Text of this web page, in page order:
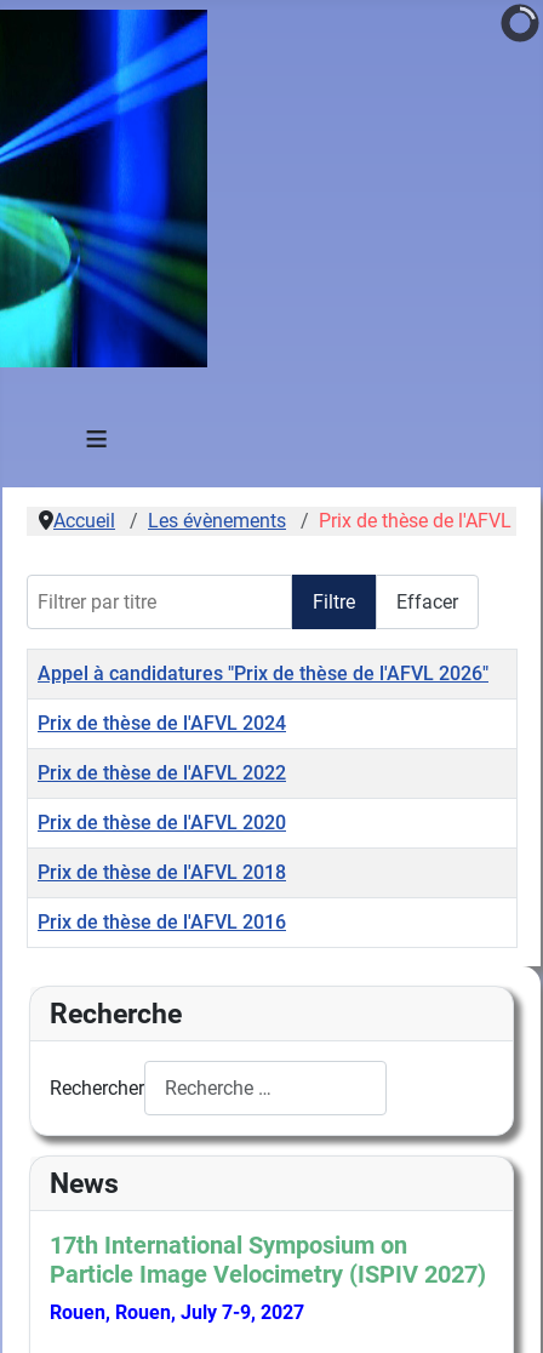
≡
Accueil Les évènements Prix de thèse de l'AFVL
Filtre Effacer
Titre
Appel à candidatures "Prix de thèse de l'AFVL 2026"
Prix de thèse de l'AFVL 2024
Prix de thèse de l'AFVL 2022
Prix de thèse de l'AFVL 2020
Prix de thèse de l'AFVL 2018
Prix de thèse de l'AFVL 2016
Recherche
Rechercher
News
17th International Symposium on
Particle Image Velocimetry (ISPIV 2027)
Rouen, Rouen, July 7-9, 2027